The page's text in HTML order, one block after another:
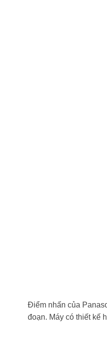
Điểm nhấn của
đoạn. Máy có thiết kế